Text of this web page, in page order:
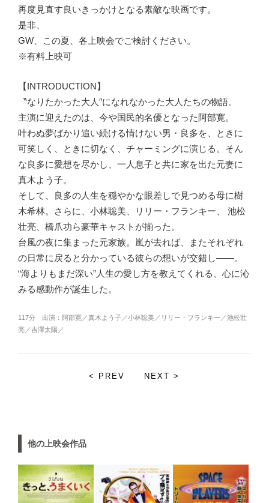
再度見直す良いきっかけとなる素敵な映画です。
是非、
GW、この夏、各上映会でご検討ください。
※有料上映可
【INTRODUCTION】
〝なりたかった大人″になれなかった大人たちの物語。
主演に迎えたのは、今や国民的名優となった阿部寛。
叶わぬ夢ばかり追い続ける情けない男・良多を、ときに
可笑しく、ときに切なく、チャーミングに演じる。そん
な良多に愛想を尽かし、一人息子と共に家を出た元妻に
真木よう子。
そして、良多の人生を穏やかな眼差しで見つめる母に樹
木希林。さらに、小林聡美、リリー・フランキー、 池松
壮亮、橋爪功ら豪華キャストが揃った。
台風の夜に集まった元家族。嵐が去れば、またそれぞれ
の日常に戻ると分かっている彼らの想いが交錯し――。
“海よりもまだ深い”人生の愛し方を教えてくれる、心に沁
みる感動作が誕生した。
117分 出演：阿部寛／真木よう子／小林聡美／リリー・フランキー／池松壮
亮／吉澤太陽／
< PREV NEXT >
他の上映会作品